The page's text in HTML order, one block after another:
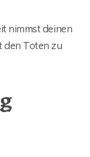
nimmst deinen
den Toten zu